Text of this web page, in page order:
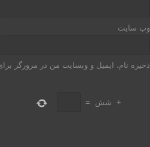
وب‌ سایت
ذخیره نام، ایمیل و وبسایت من در مرورگر
+ شش =